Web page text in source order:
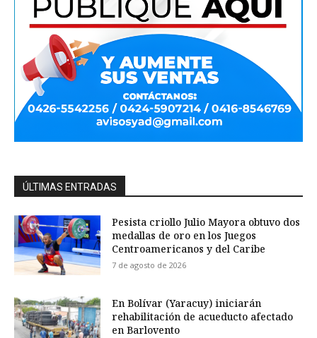
ÚLTIMAS ENTRADAS
Pesista criollo Julio Mayora obtuvo dos
medallas de oro en los Juegos
Centroamericanos y del Caribe
7 de agosto de 2026
En Bolívar (Yaracuy) iniciarán
rehabilitación de acueducto afectado
en Barlovento